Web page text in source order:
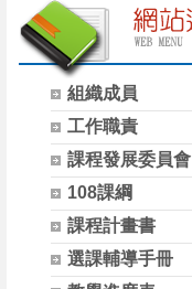
組織成員
工作職責
課程發展委員會
108課綱
課程計畫書
選課輔導手冊